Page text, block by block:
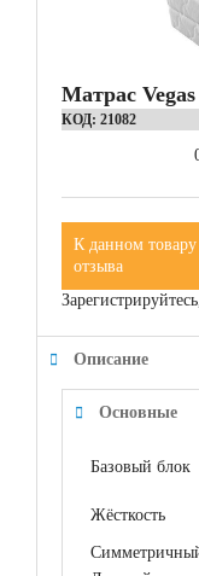
Матрас
КОД: 21082
К данном
отзыва
Описание
Основные
Базовый блок
Жёсткость